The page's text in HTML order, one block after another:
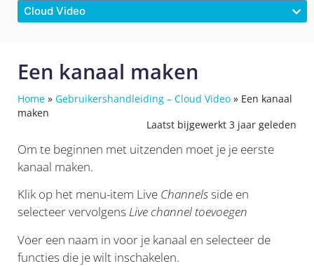
Cloud Video
Een kanaal maken
Home » Gebruikershandleiding – Cloud Video » Een kanaal
maken
Laatst bijgewerkt 3 jaar geleden
Om te beginnen met uitzenden moet je je eerste
kanaal maken.
Klik op het menu-item Live Channelsside en
selecteer vervolgens Live channel toevoegen
Voer een naam in voor je kanaal en selecteer de
functies die je wilt inschakelen.